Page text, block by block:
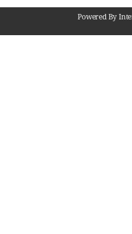
Powered By